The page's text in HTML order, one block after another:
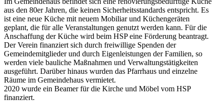
aus den 80er Jahren, die keinen Sicherheitsstandards entspricht. Es
ist eine neue Küche mit neuem Mobiliar und Küchengeräten
geplant, die für alle Veranstaltungen genutzt werden kann. Für die
Anschaffung der Küche wird beim HSP eine Förderung beantragt.
Der Verein finanziert sich durch freiwillige Spenden der
Gemeindemitglieder und durch Eigenleistungen der Familien, so
werden viele bauliche Maßnahmen und Verwaltungstätigkeiten
ausgeführt. Darüber hinaus wurden das Pfarrhaus und einzelne
Räume im Gemeindehaus vermietet.
2020 wurde ein Beamer für die Kirche und Möbel vom HSP
finanziert.